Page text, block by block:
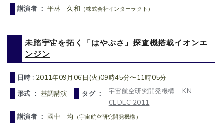
講演者 ：平林 久和 （株式会社インターラクト）
未踏宇宙を拓く「はやぶさ」探査機搭載イオンエ
ンジン
日時 : 2011年09月06日(火)09時45分〜11時05分
形式 ： 基調講演 タグ ： 宇宙航空研究開発機構
KN
CEDEC 2011
講演者 ： 國中 均 （宇宙航空研究開発機構）